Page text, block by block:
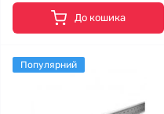
До кошика
Популярний